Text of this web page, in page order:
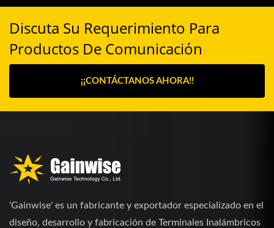
Discuta Su Requerimiento Para
Productos De Comunicación
¡¡CONTÁCTANOS AHORA!!
'Gainwise' es un fabricante y exportador especializado en el
diseño, desarrollo y fabricación de Terminales Inalámbricos